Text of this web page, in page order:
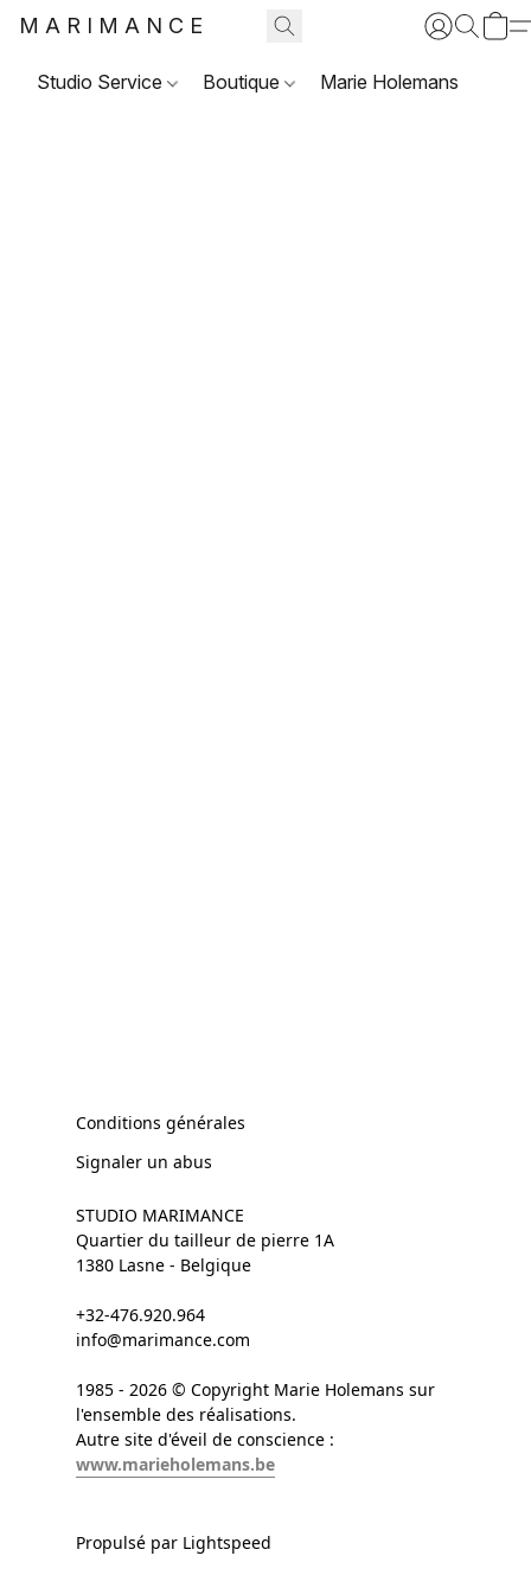
MARIMANCE
Studio Service Boutique Marie Holemans
Conditions générales
Signaler un abus
STUDIO MARIMANCE
Quartier du tailleur de pierre 1A
1380 Lasne - Belgique
+32-476.920.964
info@marimance.com
1985 - 2026 © Copyright Marie Holemans sur
l'ensemble des réalisations.
Autre site d'éveil de conscience :
www.marieholemans.be
Propulsé par Lightspeed